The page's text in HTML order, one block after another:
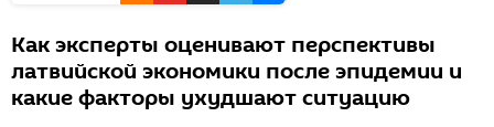
Как эксперты оценивают перспективы
латвийской экономики после эпидемии и
какие факторы ухудшают ситуацию